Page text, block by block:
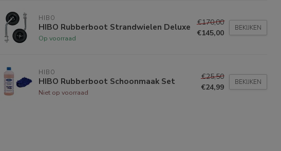
HIBO
HIBO Rubberboot Strandwielen Deluxe
Op voorraad
€170,00
€145,00
BEKIJKEN
HIBO
HIBO Rubberboot Schoonmaak Set
Niet op voorraad
€25,50
€24,99
BEKIJKEN